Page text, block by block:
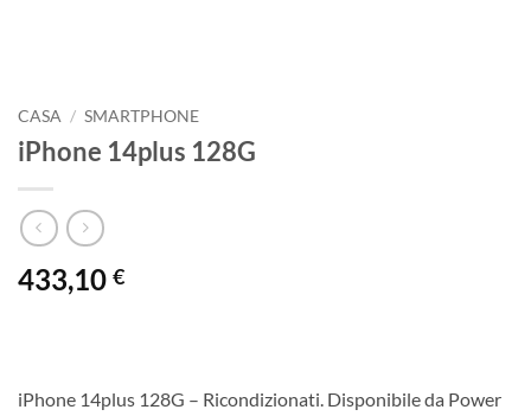
CASA / SMARTPHONE
iPhone 14plus 128G
433,10 €
iPhone 14plus 128G – Ricondizionati. Disponibile da Power